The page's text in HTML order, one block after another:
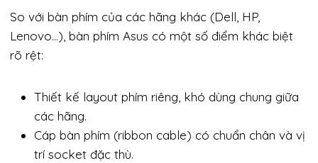
So với bàn phím của các hãng khác (Dell, HP,
Lenovo…), bàn phím Asus có một số điểm khác biệt
rõ rệt:
Thiết kế layout phím riêng, khó dùng chung giữa
các hãng.
Cáp bàn phím (ribbon cable) có chuẩn chân và vị
trí socket đặc thù.